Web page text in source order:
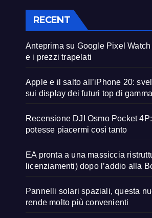
RECENT
Anteprima su Google Pixel
e i prezzi trapelati
Apple e il salto all’iPhone 20:
sui display dei futuri top di gamma
Recensione DJI Osmo Pocket
potesse piacermi così tanto
EA pronta a una massiccia
licenziamenti) dopo l’addio alla
Pannelli solari spaziali, questa
rende molto più convenienti